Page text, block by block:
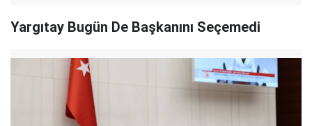
Yargıtay Bugün De Başkanını Seçemedi